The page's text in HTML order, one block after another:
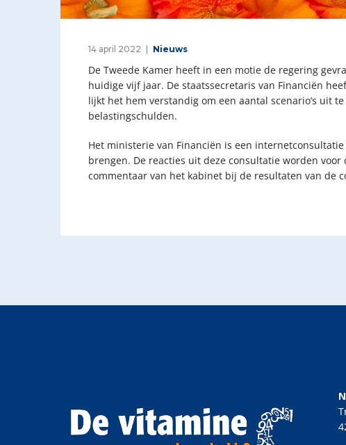
14 april 2022 Nieuws
De Tweede Kamer heeft in een motie de regering
huidige vijf jaar. De staatssecretaris van Financiën
lijkt het hem verstandig om een aantal scenario’s uit
belastingschulden.
Het ministerie van Financiën is een
brengen. De reacties uit deze consultatie worden
commentaar van het kabinet bij de resultaten van de